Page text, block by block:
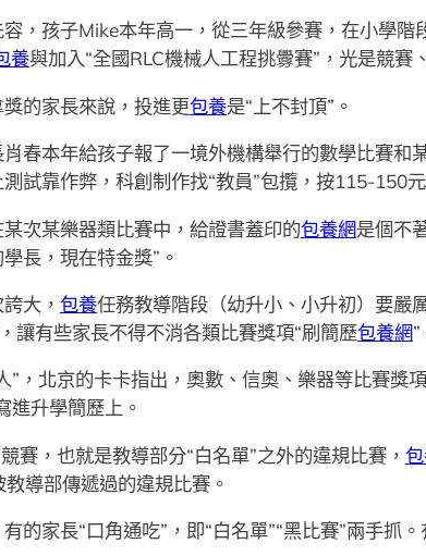
，孩子Mike本年高一，從三年級參賽，在小學
養與加入“全國RLC機械人工程挑釁賽”，光是競
的家長來說，投進更包養是“上不封頂”。
春本年給孩子報了一境外機構舉行的數學比賽
試靠作弊，科創制作找“教員”包攬，按115-150
次某樂器類比賽中，給證書蓋印的包養網是個不
長，現在特金獎”。
大， 包養任務教導階段（幼升小、小升初）要嚴
讓有些家長不得不消各類比賽獎項“刷簡歷包養網”
”，北京的卡卡指出，奧數、信奧、樂器等比賽獎
進升學簡歷上。
賽，也就是教導部分“白名單”之外的違規比賽，
導部傳遞過的違規比賽。
的家長“口角通吃”，即“白名單”“黑比賽”兩手抓